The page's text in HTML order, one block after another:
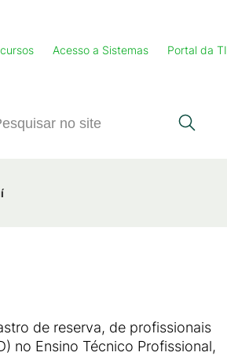
Acesso a Sistemas Portal da TI
de reserva, de profissionais
no Ensino Técnico Profissional,